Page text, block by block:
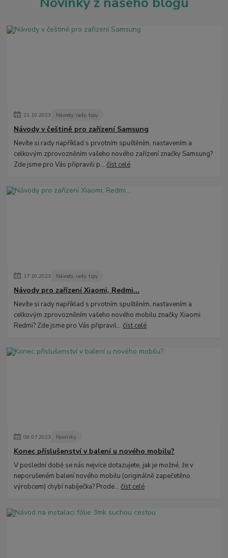
21.10.2023 Návody, rady, tipy
Návody v češtině pro zařízení Samsung
Nevíte si rady například s prvotním spuštěním, nastavením a
celkovým zprovozněním vašeho nového zařízení značky Samsung?
Zde jsme pro Vás připravili p...číst celé
17.10.2023 Návody, rady, tipy
Návody pro zařízení Xiaomi, Redmi...
Nevíte si rady například s prvotním spuštěním, nastavením a
celkovým zprovozněním vašeho nového mobilu značky Xiaomi
Redmi? Zde jsme pro Vás připravil...číst celé
08.07.2023 Novinky
Konec příslušenství v balení u nového mobilu?
V poslední době se nás nejvíce dotazujete, jak je možné, že v
neporušeném balení nového mobilu (originálně zapečetěno
výrobcem) chybí nabíječka? Prode...číst celé